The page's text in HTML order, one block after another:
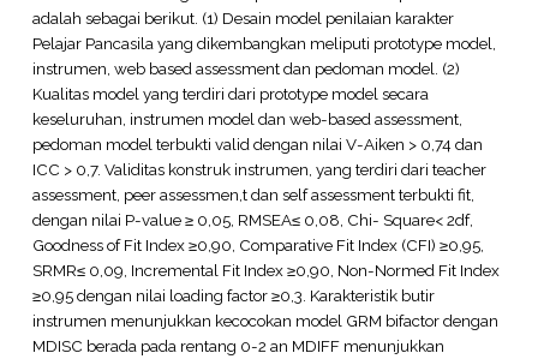
adalah sebagai berikut. (1) Desain model penilaian karakter
Pelajar Pancasila yang dikembangkan meliputi prototype model,
instrumen, web based assessment dan pedoman model. (2)
Kualitas model yang terdiri dari prototype model secara
keseluruhan, instrumen model dan web-based assessment,
pedoman model terbukti valid dengan nilai V-Aiken > 0,74 dan
ICC > 0,7. Validitas konstruk instrumen, yang terdiri dari teacher
assessment, peer assessmen,t dan self assessment terbukti fit,
dengan nilai P-value ≥ 0,05, RMSEA≤ 0,08, Chi- Square< 2df,
Goodness of Fit Index ≥0,90, Comparative Fit Index (CFI) ≥0,95,
SRMR≤ 0,09, Incremental Fit Index ≥0,90, Non-Normed Fit Index
≥0,95 dengan nilai loading factor ≥0,3. Karakteristik butir
instrumen menunjukkan kecocokan model GRM bifactor dengan
MDISC berada pada rentang 0-2 an MDIFF menunjukkan